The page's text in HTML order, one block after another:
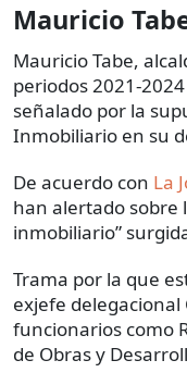
Mauricio
Mauricio Tabe,
periodos 2021-
señalado por la
Inmobiliario en su
De acuerdo con La
han alertado sobre
inmobiliario”
Trama por la que
exjefe
funcionarios como
de Obras y